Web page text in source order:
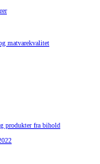
matvarekvalitet
produkter fra bihold